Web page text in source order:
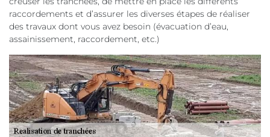
raccordements et d’assurer les diverses étapes de réaliser
des travaux dont vous avez besoin (évacuation d’eau,
assainissement, raccordement, etc.)